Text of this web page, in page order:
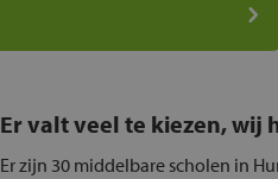
Er valt veel te kiezen, wij
Er zijn 30 middelbare scholen in